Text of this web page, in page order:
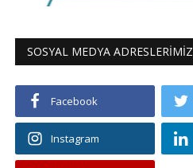
SOSYAL MEDYA ADRESLERİMİZ
Facebook
Instagram